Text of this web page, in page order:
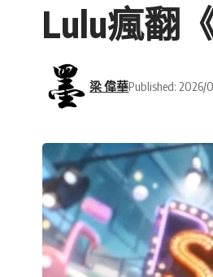
Lulu瘋翻
梁 偉華Published: 2026/